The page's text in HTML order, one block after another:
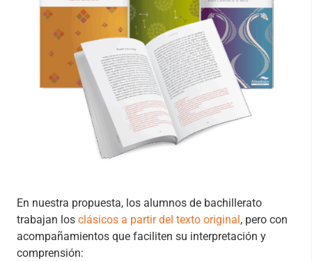
En nuestra propuesta, los alumnos de bachillerato
trabajan los clásicos a partir del texto original , pero con
acompañamientos que faciliten su interpretación y
comprensión: